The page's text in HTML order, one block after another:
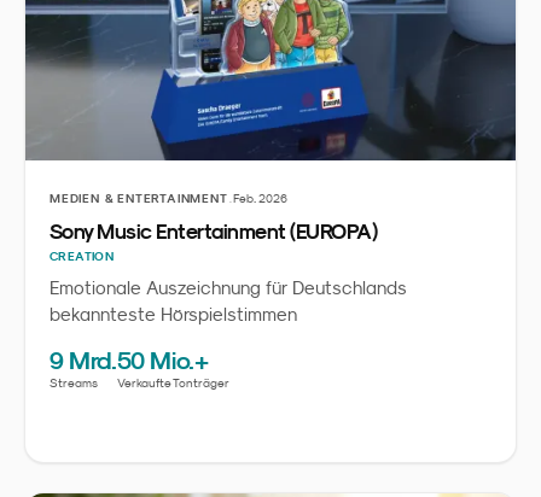
MEDIEN & ENTERTAINMENT·Feb. 2026
Sony Music Entertainment (EUROPA)
CREATION
Emotionale Auszeichnung für Deutschlands
bekannteste Hörspielstimmen
9 Mrd.
Streams
50 Mio.+
Verkaufte Tonträger